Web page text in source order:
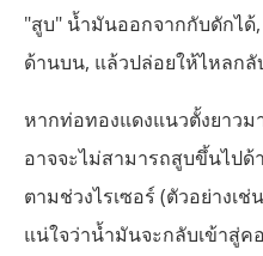
"สูบ" น้ำมันออกจากกับดักไ
ด้านบน, แล้วปล่อยให้ไหลกลั
หากท่อทองแดงแนวตั้งยาว
อาจจะไม่สามารถสูบขึ้นไป
ตามช่วงไรเซอร์ (ตัวอย่างเช่
แน่ใจว่าน้ำมันจะกลับเข้าสู่ค